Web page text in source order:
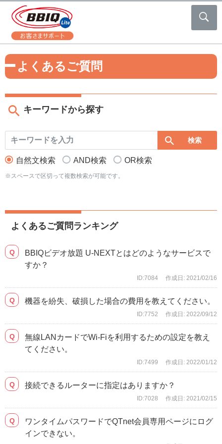
よくあるご質問
キーワードから探す
自然文検索 AND検索 OR検索
※スペースで区切って複数検索が可能です。
よくあるご質問ランキング
BBIQビデオ放題 U-NEXTとはどのようなサービスで
すか？
ID:7084 作成日: 2021/02/16
機器を紛失、破損した場合の費用を教えてください。
ID:7752 作成日: 2022/09/12
無線LANカードでWi-Fiを利用するための設定を教え
てください。
ID:7499 作成日: 2022/01/12
接続できるルーターに指定はありますか？
ID:7028 作成日: 2021/02/15
ワンタイムパスワードでQTnet会員専用ページにログ
インできない。